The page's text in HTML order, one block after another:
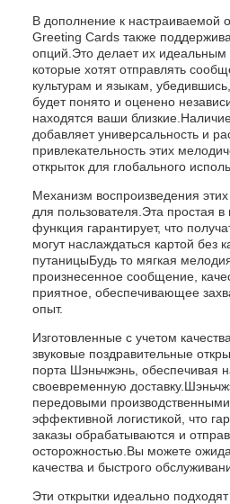
В дополнение к настраиваемой
Greeting Cards также
опций.Это делает их
которые хотят отправлять
культурам и языкам,
будет понято и оценено
находятся ваши
добавляет универсальность и
привлекательность этих
открыток для глобального
Механизм воспроизведения
для пользователя.Эта простая в
функция гарантирует, что
могут наслаждаться картой без
путаницыБудь то мягкая
произнесенное сообщение,
приятное, обеспечивающее
опыт.
Изготовленные с учетом
звуковые поздравительные
порта Шэньчжэнь, обеспечивая
своевременную
передовыми
эффективной логистикой, что
заказы обрабатываются и
осторожностью.Вы можете
качества и быстрого
Эти открытки идеально